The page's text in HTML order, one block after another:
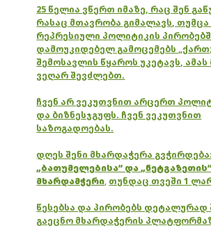
25 წელია ვწერთ იმაზე, რაც შენ
რასაც მთავრობა გიმალავს,
რეპრესიული პოლიტიკის
დამოუკიდებელ გამოცემებს
შემოსავლის წყაროს უკეტავს,
ვეღარ შევძლებთ.
ჩვენ არ ვეკუთვნით არცერთ
და ბიზნესჯგუფს. ჩვენ ვეკუთვნით
საზოგადოებას.
დღეს შენი მხარდაჭერა გვჭირდება:
„ბათუმელებისა“ და „ნეტგაზეთის“
მხარდამჭერი, თუნდაც თვეში 1
წესებსა და პირობებს დეტალურად
გაეცნო მხარდაჭერის